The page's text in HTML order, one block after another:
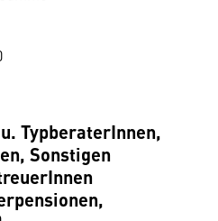
TypberaterInnen,
Sonstigen